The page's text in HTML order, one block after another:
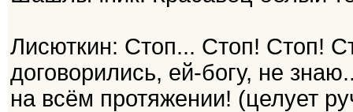
Лисюткин: Стоп... Стоп! Стоп!
договорились, ей-богу, не
на всём протяжении! (целует